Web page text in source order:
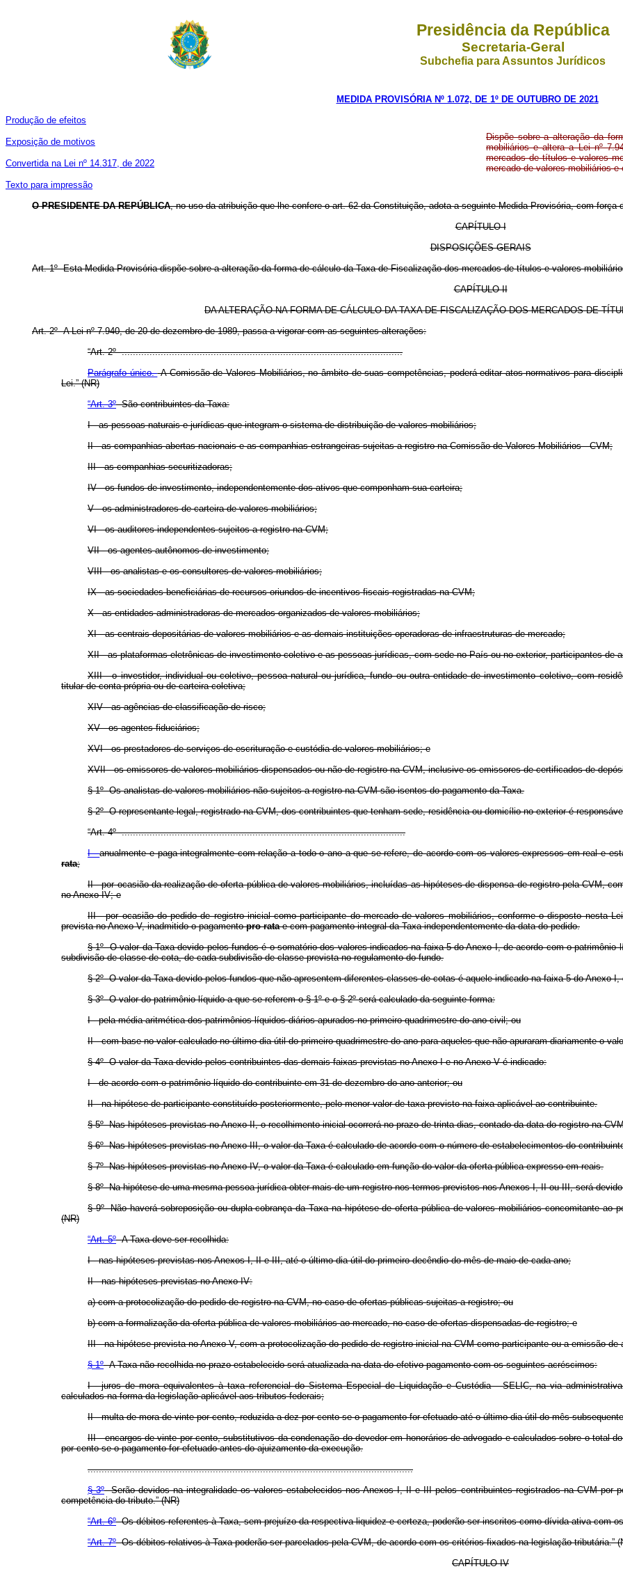
Presidência da República
Secretaria-Geral
Subchefia para Assuntos Jurídicos
MEDIDA PROVISÓRIA Nº 1.072, DE 1º DE OUTUBRO DE 2021
Produção de efeitos
Exposição de motivos
Convertida na Lei nº 14.317, de 2022
Texto para impressão
Dispõe sobre a alteração da
mobiliários e altera a Lei nº
mercados de títulos e valores
mercado de valores mobiliários
O PRESIDENTE DA REPÚBLICA, no uso da atribuição que lhe confere o art. 62 da Constituição, adota a seguinte Medida Provisória, com força
CAPÍTULO I
DISPOSIÇÕES GERAIS
Art. 1º Esta Medida Provisória dispõe sobre a alteração da forma de cálculo da Taxa de Fiscalização dos mercados de títulos e valores
CAPÍTULO II
DA ALTERAÇÃO NA FORMA DE CÁLCULO DA TAXA DE FISCALIZAÇÃO DOS MERCADOS DE
Art. 2º A Lei nº 7.940, de 20 de dezembro de 1989, passa a vigorar com as seguintes alterações:
“Art. 2º .....................................................................................................
Parágrafo único.A Comissão de Valores Mobiliários, no âmbito de suas competências, poderá editar atos normativos para
Lei.” (NR)
“Art. 3ºSão contribuintes da Taxa:
I - as pessoas naturais e jurídicas que integram o sistema de distribuição de valores mobiliários;
II - as companhias abertas nacionais e as companhias estrangeiras sujeitas a registro na Comissão de Valores Mobiliários - CVM;
III - as companhias securitizadoras;
IV - os fundos de investimento, independentemente dos ativos que componham sua carteira;
V - os administradores de carteira de valores mobiliários;
VI - os auditores independentes sujeitos a registro na CVM;
VII - os agentes autônomos de investimento;
VIII - os analistas e os consultores de valores mobiliários;
IX - as sociedades beneficiárias de recursos oriundos de incentivos fiscais registradas na CVM;
X - as entidades administradoras de mercados organizados de valores mobiliários;
XI - as centrais depositárias de valores mobiliários e as demais instituições operadoras de infraestruturas de mercado;
XII - as plataformas eletrônicas de investimento coletivo e as pessoas jurídicas, com sede no País ou no exterior, participantes de
XIII - o investidor, individual ou coletivo, pessoa natural ou jurídica, fundo ou outra entidade de investimento coletivo, com
titular de conta própria ou de carteira coletiva;
XIV - as agências de classificação de risco;
XV - os agentes fiduciários;
XVI - os prestadores de serviços de escrituração e custódia de valores mobiliários; e
XVII - os emissores de valores mobiliários dispensados ou não de registro na CVM, inclusive os emissores de certificados de
§ 1º Os analistas de valores mobiliários não sujeitos a registro na CVM são isentos do pagamento da Taxa.
§ 2º O representante legal, registrado na CVM, dos contribuintes que tenham sede, residência ou domicílio no exterior é
“Art. 4º ......................................................................................................
I -anualmente e paga integralmente com relação a todo o ano a que se refere, de acordo com os valores expressos em real e
rata;
II - por ocasião da realização de oferta pública de valores mobiliários, incluídas as hipóteses de dispensa de registro pela CVM,
no Anexo IV; e
III - por ocasião do pedido de registro inicial como participante do mercado de valores mobiliários, conforme o disposto nesta
prevista no Anexo V, inadmitido o pagamentopro ratae com pagamento integral da Taxa independentemente da data do pedido.
§ 1º O valor da Taxa devido pelos fundos é o somatório dos valores indicados na faixa 5 do Anexo I, de acordo com o
subdivisão de classe de cota, de cada subdivisão de classe prevista no regulamento do fundo.
§ 2º O valor da Taxa devido pelos fundos que não apresentem diferentes classes de cotas é aquele indicado na faixa 5 do Anexo
§ 3º O valor do patrimônio líquido a que se referem o § 1º e o § 2º será calculado da seguinte forma:
I - pela média aritmética dos patrimônios líquidos diários apurados no primeiro quadrimestre do ano civil; ou
II - com base no valor calculado no último dia útil do primeiro quadrimestre do ano para aqueles que não apuraram diariamente o
§ 4º O valor da Taxa devido pelos contribuintes das demais faixas previstas no Anexo I e no Anexo V é indicado:
I - de acordo com o patrimônio líquido do contribuinte em 31 de dezembro do ano anterior; ou
II - na hipótese de participante constituído posteriormente, pelo menor valor de taxa previsto na faixa aplicável ao contribuinte.
§ 5º Nas hipóteses previstas no Anexo II, o recolhimento inicial ocorrerá no prazo de trinta dias, contado da data do registro na
§ 6º Nas hipóteses previstas no Anexo III, o valor da Taxa é calculado de acordo com o número de estabelecimentos do
§ 7º Nas hipóteses previstas no Anexo IV, o valor da Taxa é calculado em função do valor da oferta pública expresso em reais.
§ 8º Na hipótese de uma mesma pessoa jurídica obter mais de um registro nos termos previstos nos Anexos I, II ou III, será
§ 9º Não haverá sobreposição ou dupla cobrança da Taxa na hipótese de oferta pública de valores mobiliários concomitante ao
(NR)
“Art. 5ºA Taxa deve ser recolhida:
I - nas hipóteses previstas nos Anexos I, II e III, até o último dia útil do primeiro decêndio do mês de maio de cada ano;
II - nas hipóteses previstas no Anexo IV:
a) com a protocolização do pedido de registro na CVM, no caso de ofertas públicas sujeitas a registro; ou
b) com a formalização da oferta pública de valores mobiliários ao mercado, no caso de ofertas dispensadas de registro; e
III - na hipótese prevista no Anexo V, com a protocolização do pedido de registro inicial na CVM como participante ou a emissão de
§ 1ºA Taxa não recolhida no prazo estabelecido será atualizada na data do efetivo pagamento com os seguintes acréscimos:
I - juros de mora equivalentes à taxa referencial do Sistema Especial de Liquidação e Custódia - SELIC, na via
calculados na forma da legislação aplicável aos tributos federais;
II - multa de mora de vinte por cento, reduzida a dez por cento se o pagamento for efetuado até o último dia útil do mês
III - encargos de vinte por cento, substitutivos da condenação do devedor em honorários de advogado e calculados sobre o total
por cento se o pagamento for efetuado antes do ajuizamento da execução.
.....................................................................................................................
§ 3ºSerão devidos na integralidade os valores estabelecidos nos Anexos I, II e III pelos contribuintes registrados na CVM por
competência do tributo.” (NR)
“Art. 6ºOs débitos referentes à Taxa, sem prejuízo da respectiva liquidez e certeza, poderão ser inscritos como dívida ativa com
“Art. 7ºOs débitos relativos à Taxa poderão ser parcelados pela CVM, de acordo com os critérios fixados na legislação tributária.”
CAPÍTULO IV